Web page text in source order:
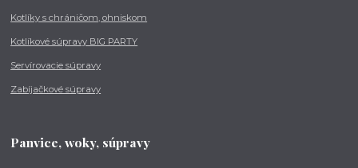
Kotlíky s chráničom, ohniskom
Kotlíkové súpravy BIG PARTY
Servírovacie súpravy
Zabíjačkové súpravy
Panvice, woky, súpravy